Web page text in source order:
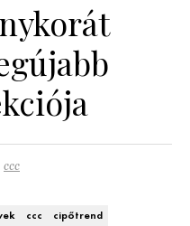
ccc
ccc cipőtrend